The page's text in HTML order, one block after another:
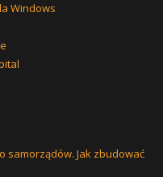
Windows
samorządów. Jak zbudować